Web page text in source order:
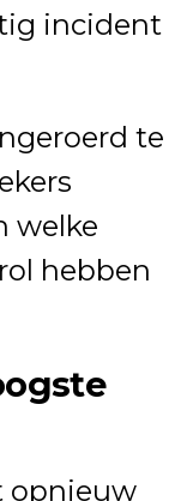
incident
te
welke
hebben
opnieuw